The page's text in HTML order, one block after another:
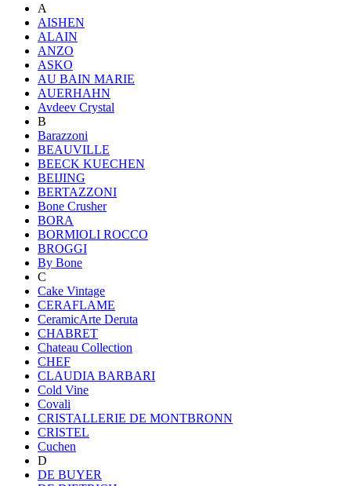
A
AISHEN
ALAIN
ANZO
ASKO
AU BAIN MARIE
AUERHAHN
Avdeev Crystal
B
Barazzoni
BEAUVILLE
BEECK KUECHEN
BEIJING
BERTAZZONI
Bone Crusher
BORA
BORMIOLI ROCCO
BROGGI
By Bone
C
Cake Vintage
CERAFLAME
CeramicArte Deruta
CHABRET
Chateau Collection
CHEF
CLAUDIA BARBARI
Cold Vine
Covali
CRISTALLERIE DE MONTBRONN
CRISTEL
Cuchen
D
DE BUYER